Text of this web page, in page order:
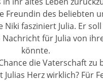
Freundin des beliebten
fasziniert Julia. Er
für Julia von
könnte.
die Vaterschaft
Herz wirklich? Für